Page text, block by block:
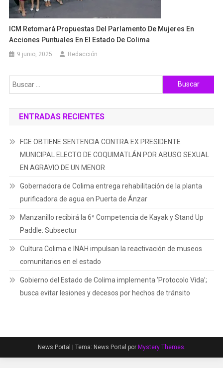
ICM Retomará Propuestas Del Parlamento De Mujeres En
Acciones Puntuales En El Estado De Colima
9 junio, 2025 Redacción
Buscar:
ENTRADAS RECIENTES
FGE OBTIENE SENTENCIA CONTRA EX PRESIDENTE
MUNICIPAL ELECTO DE COQUIMATLÁN POR ABUSO SEXUAL
EN AGRAVIO DE UN MENOR
Gobernadora de Colima entrega rehabilitación de la planta
purificadora de agua en Puerta de Ánzar
Manzanillo recibirá la 6ª Competencia de Kayak y Stand Up
Paddle: Subsectur
Cultura Colima e INAH impulsan la reactivación de museos
comunitarios en el estado
Gobierno del Estado de Colima implementa ‘Protocolo Vida’;
busca evitar lesiones y decesos por hechos de tránsito
News Portal | Tema: News Portal por Mystery Themes